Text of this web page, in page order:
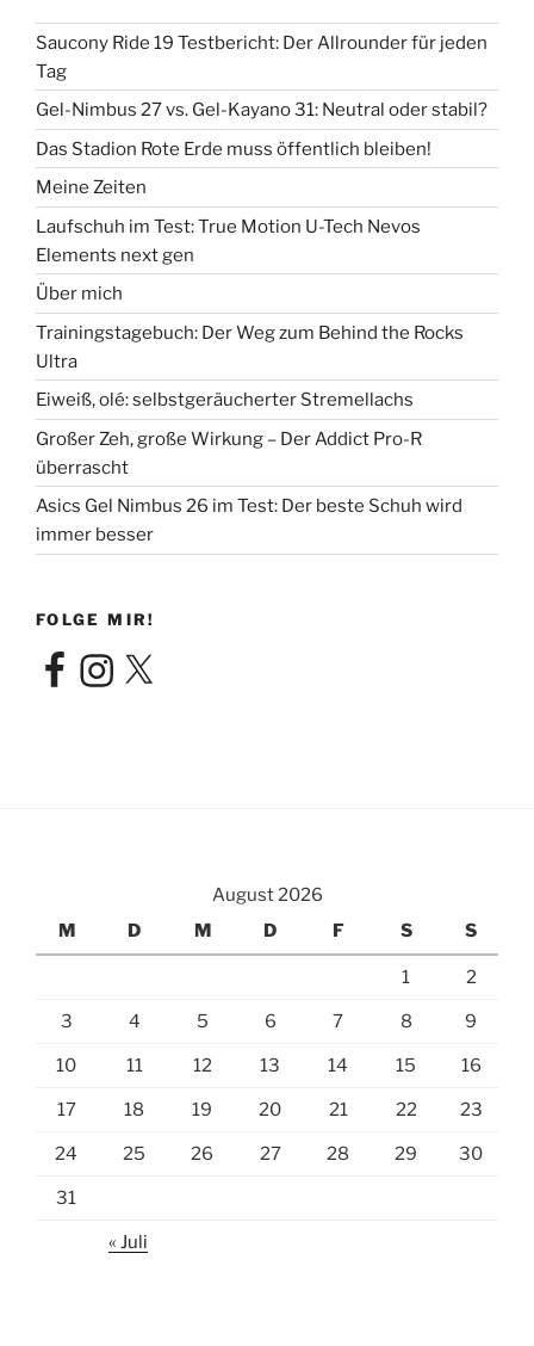
Saucony Ride 19 Testbericht: Der Allrounder für jeden
Tag
Gel-Nimbus 27 vs. Gel-Kayano 31: Neutral oder stabil?
Das Stadion Rote Erde muss öffentlich bleiben!
Meine Zeiten
Laufschuh im Test: True Motion U-Tech Nevos
Elements next gen
Über mich
Trainingstagebuch: Der Weg zum Behind the Rocks
Ultra
Eiweiß, olé: selbstgeräucherter Stremellachs
Großer Zeh, große Wirkung – Der Addict Pro-R
überrascht
Asics Gel Nimbus 26 im Test: Der beste Schuh wird
immer besser
FOLGE MIR!
FacebookInstagram
X
August 2026
M
D M D F S S
1 2
3 4 5 6 7 8 9
10 11 12 13 14 15 16
17 18 19 20 21 22 23
24 25 26 27 28 29 30
31
« Juli